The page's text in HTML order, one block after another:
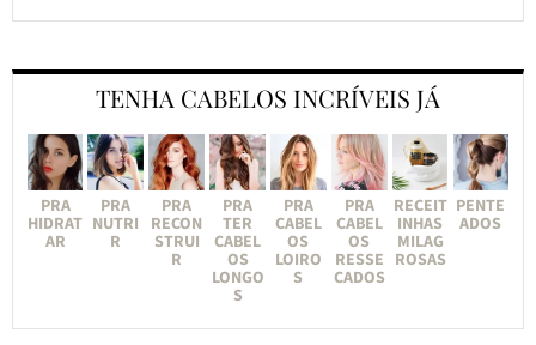
TENHA CABELOS INCRÍVEIS JÁ
PRA
HIDRAT
AR
PRA
NUTRI
R
PRA
RECON
STRUI
R
PRA
TER
CABEL
OS
LONGO
S
PRA
CABEL
OS
LOIRO
S
PRA
CABEL
OS
RESSE
CADOS
RECEIT
INHAS
MILAG
ROSAS
PENTE
ADOS